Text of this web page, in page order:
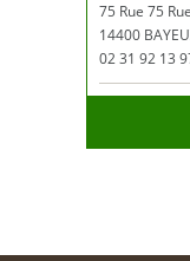
75 Rue 75
14400
02 31 92 13